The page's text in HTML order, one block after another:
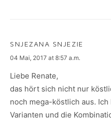
SNJEZANA SNJEZIE
says:
04 Mai, 2017 at 8:57 a.m.
Liebe Renate,
das hört sich nicht nur
noch mega-köstlich aus.
Varianten und die